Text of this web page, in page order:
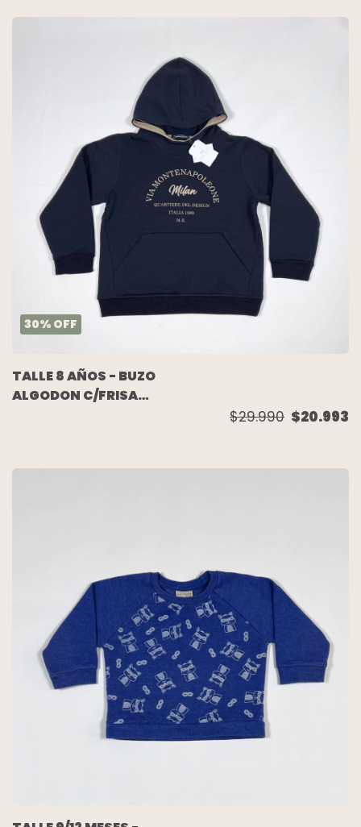
30% OFF
TALLE 8 AÑOS - BUZO
ALGODON C/FRISA
$29.990 $20.993